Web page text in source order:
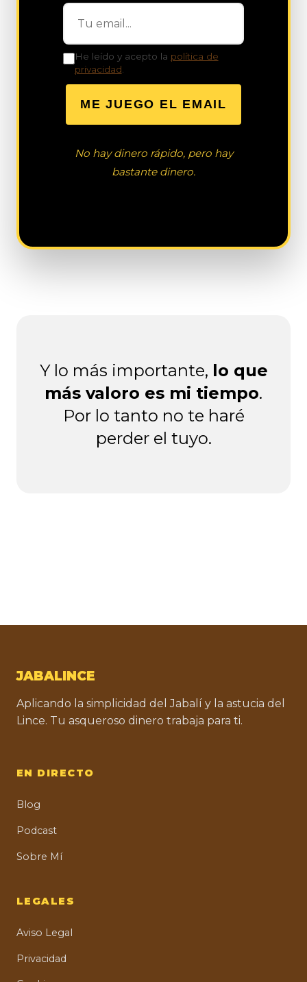
He leído y acepto la política de
privacidad
ME JUEGO EL EMAIL
No hay dinero rápido, pero hay
bastante dinero.
Y lo más importante, lo que
más valoro es mi tiempo.
Por lo tanto no te haré
perder el tuyo.
JABALINCE
Aplicando la simplicidad del Jabalí y la astucia del
Lince. Tu asqueroso dinero trabaja para ti.
EN DIRECTO
Blog
Podcast
Sobre Mí
LEGALES
Aviso Legal
Privacidad